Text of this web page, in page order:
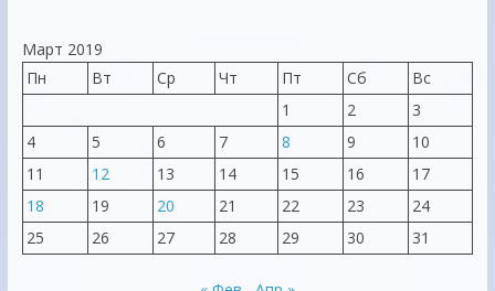
Март 2019
Пн
Вт Ср Чт Пт Сб
Вс
1
2
3
4
5 6 7 8 9
10
11
12 13 14 15 16
17
18
19 20 21 22 23
24
25
26 27 28 29 30 31